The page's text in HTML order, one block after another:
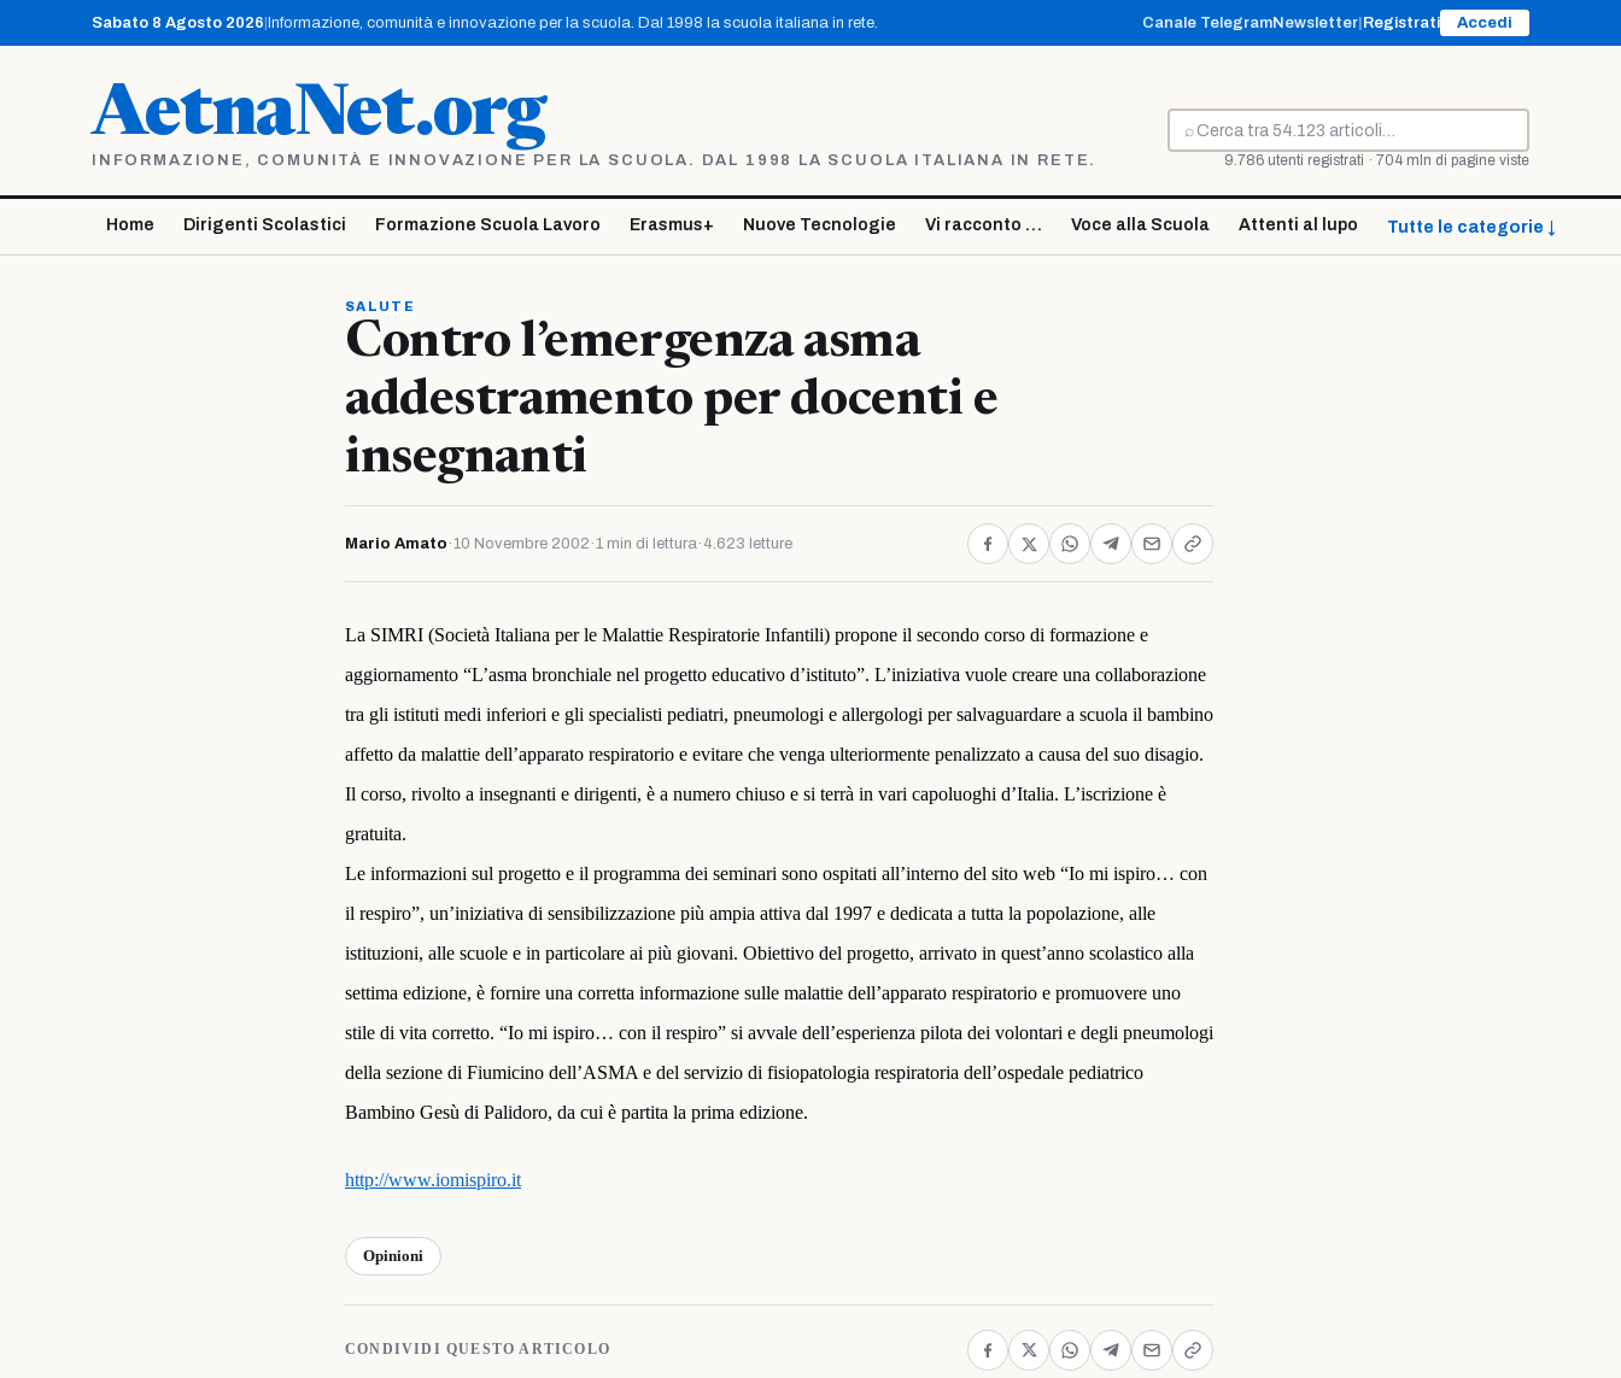
contenuto
Sabato 8 Agosto 2026 Informazione, comunità e innovazione per la scuola. Dal 1998 la scuola italiana in rete. Canale TelegramNewsletter Registrati Accedi
AetnaNet.org
INFORMAZIONE, COMUNITÀ E INNOVAZIONE PER LA SCUOLA. DAL 1998 LA SCUOLA ITALIANA IN RETE.
⌕
Cerca
9.786 utenti registrati · 704 mln di pagine viste
Home Dirigenti Scolastici Formazione Scuola Lavoro Erasmus+ Nuove Tecnologie Vi racconto … Voce alla Scuola Attenti al lupo Tutte le categorie ↓
SALUTE
Contro l’emergenza asma
addestramento per docenti e
insegnanti
Mario Amato ·10 Novembre 2002 ·1 min di lettura· 4.623 letture
La SIMRI (Società Italiana per le Malattie Respiratorie Infantili) propone il secondo corso di formazione e
aggiornamento “L’asma bronchiale nel progetto educativo d’istituto”. L’iniziativa vuole creare una collaborazione
tra gli istituti medi inferiori e gli specialisti pediatri, pneumologi e allergologi per salvaguardare a scuola il bambino
affetto da malattie dell’apparato respiratorio e evitare che venga ulteriormente penalizzato a causa del suo disagio.
Il corso, rivolto a insegnanti e dirigenti, è a numero chiuso e si terrà in vari capoluoghi d’Italia. L’iscrizione è
gratuita.
Le informazioni sul progetto e il programma dei seminari sono ospitati all’interno del sito web “Io mi ispiro… con
il respiro”, un’iniziativa di sensibilizzazione più ampia attiva dal 1997 e dedicata a tutta la popolazione, alle
istituzioni, alle scuole e in particolare ai più giovani. Obiettivo del progetto, arrivato in quest’anno scolastico alla
settima edizione, è fornire una corretta informazione sulle malattie dell’apparato respiratorio e promuovere uno
stile di vita corretto. “Io mi ispiro… con il respiro” si avvale dell’esperienza pilota dei volontari e degli pneumologi
della sezione di Fiumicino dell’ASMA e del servizio di fisiopatologia respiratoria dell’ospedale pediatrico
Bambino Gesù di Palidoro, da cui è partita la prima edizione.
http://www.iomispiro.it
Opinioni
CONDIVIDI QUESTO ARTICOLO